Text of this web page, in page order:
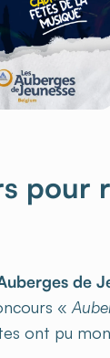
pour
de
«
ont pu